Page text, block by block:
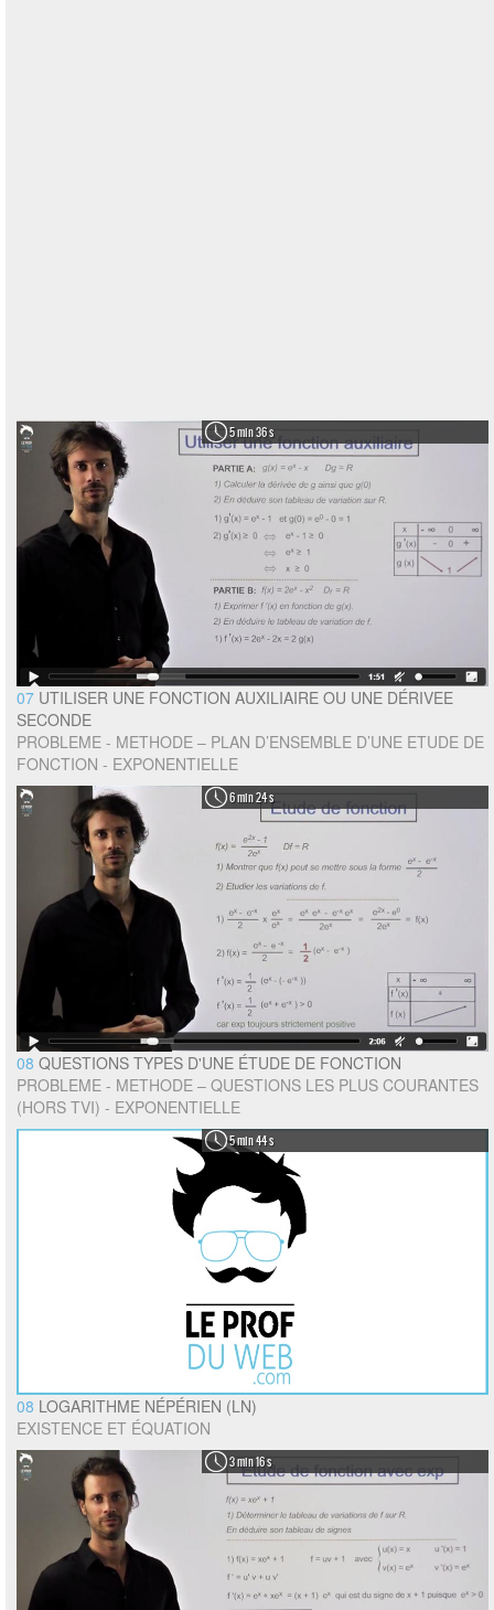
5 min 36 s
07 UTILISER UNE FONCTION AUXILIAIRE OU UNE DÉRIVEE
SECONDE
PROBLEME - METHODE – PLAN D’ENSEMBLE D’UNE ETUDE DE
FONCTION - EXPONENTIELLE
6 min 24 s
08 QUESTIONS TYPES D'UNE ÉTUDE DE FONCTION
PROBLEME - METHODE – QUESTIONS LES PLUS COURANTES
(HORS TVI) - EXPONENTIELLE
5 min 44 s
08 LOGARITHME NÉPÉRIEN (LN)
EXISTENCE ET ÉQUATION
3 min 16 s